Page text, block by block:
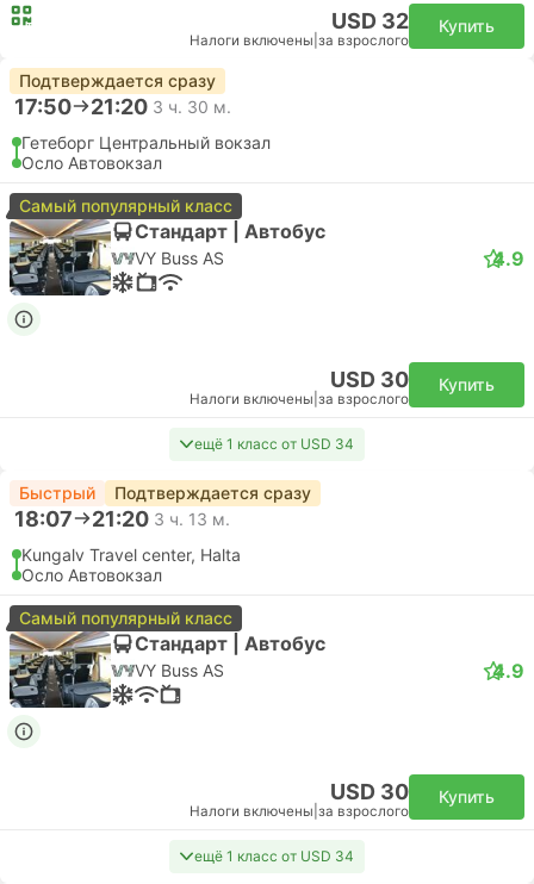
USD 32
Налоги включены за взрослого
Купить
Подтверждается сразу
17:50 21:20 3 ч. 30 м.
Гетеборг Центральный вокзал
Осло Автовокзал
Самый популярный класс
Стандарт | Автобус
VY Buss AS 4.9
USD 30
Налоги включены за взрослого
Купить
ещё 1 класс от USD 34
Быстрый Подтверждается сразу
18:07 21:20 3 ч. 13 м.
Kungalv Travel center, Halta
Осло Автовокзал
Самый популярный класс
Стандарт | Автобус
VY Buss AS 4.9
USD 30
Налоги включены за взрослого
Купить
ещё 1 класс от USD 34